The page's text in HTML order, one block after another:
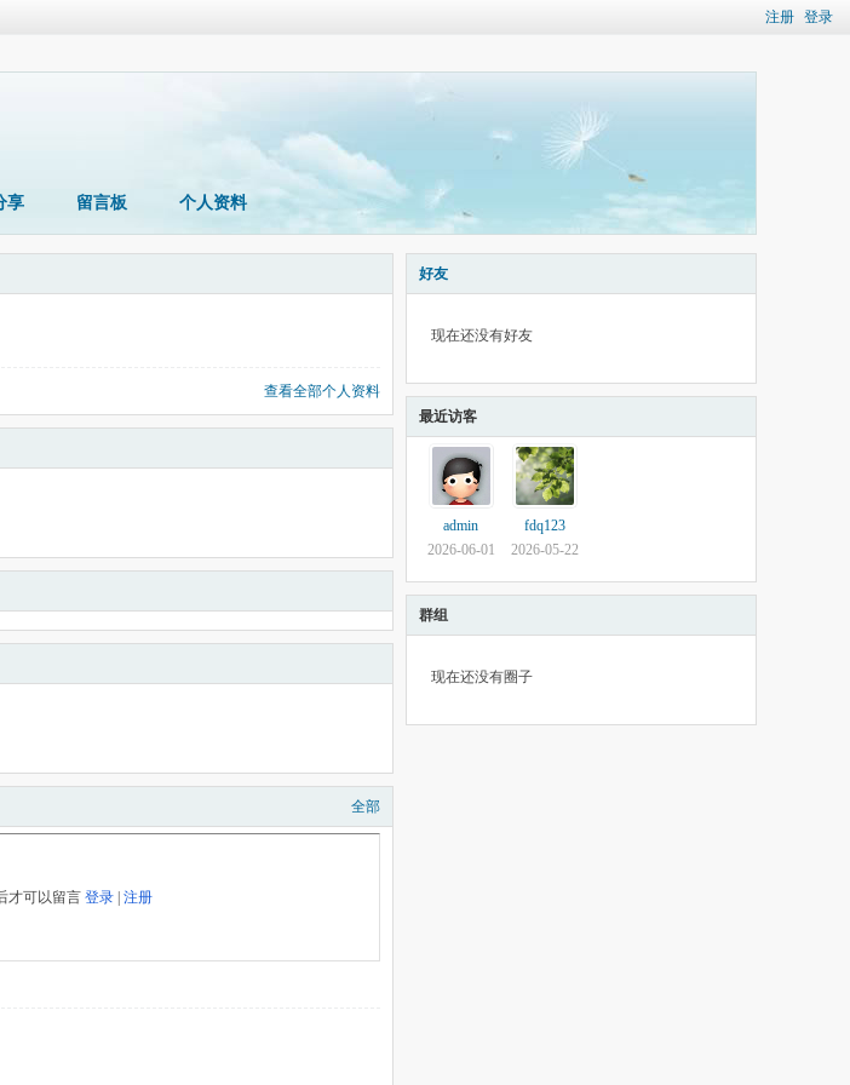
注册 登录
享 留言板 个人资料
查看全部个人资料
全部
才可以留言 登录| 注册
好友
现在还没有好友
最近访客
admin
2026-06-01
fdq123
2026-05-22
群组
现在还没有圈子